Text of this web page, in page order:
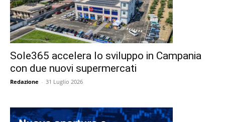
Sole365 accelera lo sviluppo in Campania
con due nuovi supermercati
Redazione - 31 Luglio 2026